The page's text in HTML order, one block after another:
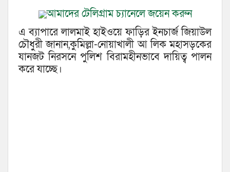
আমাদের টেলিগ্রাম চ্যানেলে জয়েন করুন
এ ব্যাপারে লালমাই হাইওয়ে ফাড়ির ইনচার্জ জিয়াউল
চৌধুরী জানান,কুমিল্লা-নোয়াখালী আ লিক মহাসড়কের
যানজট নিরসনে পুলিশ বিরামহীনভাবে দায়িত্ব পালন
করে যাচ্ছে।